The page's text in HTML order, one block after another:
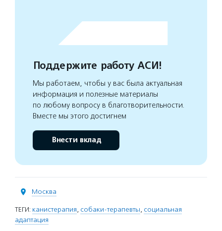
Поддержите работу АСИ!
Мы работаем, чтобы у вас была актуальная
информация и полезные материалы
по любому вопросу в благотворительности.
Вместе мы этого достигнем
Внести вклад
Москва
ТЕГИ: канистерапия, собаки-терапевты, социальная
адаптация